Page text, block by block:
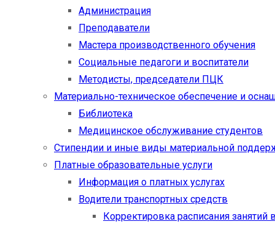
Администрация
Преподаватели
Мастера производственного обучения
Социальные педагоги и воспитатели​
Методисты, председатели ПЦК
Материально-техническое обеспечение и
Библиотека
Медицинское обслуживание студентов
Стипендии и иные виды материальной
Платные образовательные услуги
Информация о платных услугах
Водители транспортных средств
Корректировка расписания занятий